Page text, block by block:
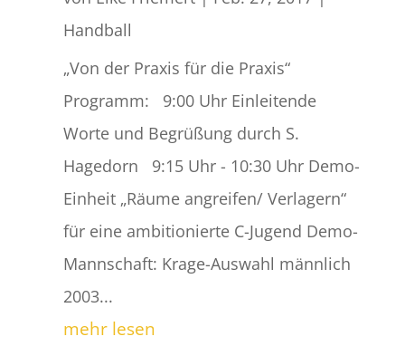
Handball
„Von der Praxis für die Praxis“
Programm: 9:00 Uhr Einleitende
Worte und Begrüßung durch S.
Hagedorn 9:15 Uhr - 10:30 Uhr Demo-
Einheit „Räume angreifen/ Verlagern“
für eine ambitionierte C-Jugend Demo-
Mannschaft: Krage-Auswahl männlich
2003...
mehr lesen